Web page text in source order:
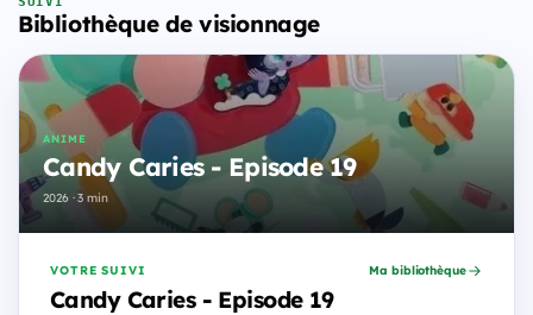
Bibliothèque de visionnage
ANIME
Candy Caries - Episode 19
2026 · 3 min
VOTRE SUIVI
Candy Caries - Episode 19
Ma bibliothèque